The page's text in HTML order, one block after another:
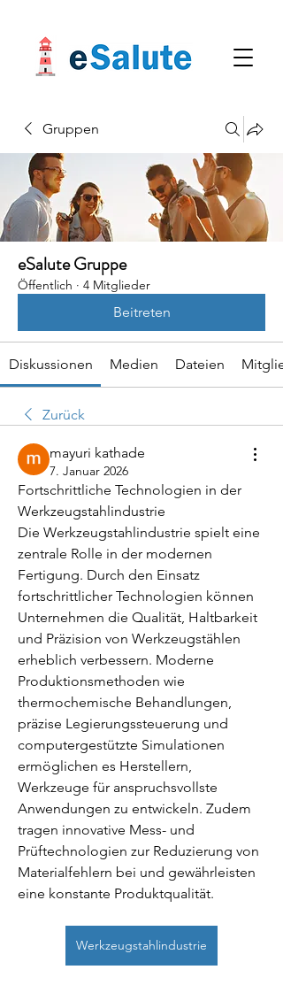
Gruppen
eSalute Gruppe
Öffentlich · 4 Mitglieder
Beitreten
Diskussionen Medien Dateien
Zurück
mayuri kathade
7. Januar 2026
Fortschrittliche Technologien in der
Werkzeugstahlindustrie
Die Werkzeugstahlindustrie spielt eine
zentrale Rolle in der modernen
Fertigung. Durch den Einsatz
fortschrittlicher Technologien können
Unternehmen die Qualität, Haltbarkeit
und Präzision von Werkzeugstählen
erheblich verbessern. Moderne
Produktionsmethoden wie
thermochemische Behandlungen,
präzise Legierungssteuerung und
computergestützte Simulationen
ermöglichen es Herstellern,
Werkzeuge für anspruchsvollste
Anwendungen zu entwickeln. Zudem
tragen innovative Mess- und
Prüftechnologien zur Reduzierung von
Materialfehlern bei und gewährleisten
eine konstante Produktqualität.
Werkzeugstahlindustrie